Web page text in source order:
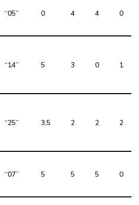
“05” 0 4 4 0
“14” 5 3 0 1
“25” 3,5 2 2 2
“07” 5 5 5 0